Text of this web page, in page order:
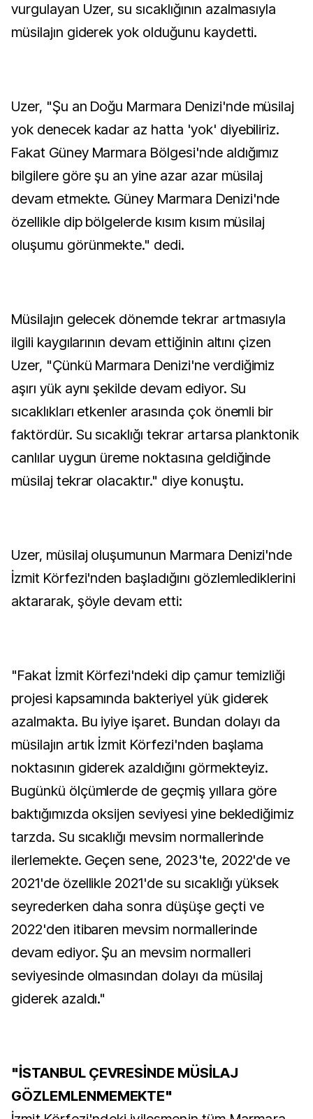
vurgulayan Uzer, su sıcaklığının azalmasıyla
müsilajın giderek yok olduğunu kaydetti.
Uzer, "Şu an Doğu Marmara Denizi'nde müsilaj
yok denecek kadar az hatta 'yok' diyebiliriz.
Fakat Güney Marmara Bölgesi'nde aldığımız
bilgilere göre şu an yine azar azar müsilaj
devam etmekte. Güney Marmara Denizi'nde
özellikle dip bölgelerde kısım kısım müsilaj
oluşumu görünmekte." dedi.
Müsilajın gelecek dönemde tekrar artmasıyla
ilgili kaygılarının devam ettiğinin altını çizen
Uzer, "Çünkü Marmara Denizi'ne verdiğimiz
aşırı yük aynı şekilde devam ediyor. Su
sıcaklıkları etkenler arasında çok önemli bir
faktördür. Su sıcaklığı tekrar artarsa planktonik
canlılar uygun üreme noktasına geldiğinde
müsilaj tekrar olacaktır." diye konuştu.
Uzer, müsilaj oluşumunun Marmara Denizi'nde
İzmit Körfezi'nden başladığını gözlemlediklerini
aktararak, şöyle devam etti:
"Fakat İzmit Körfezi'ndeki dip çamur temizliği
projesi kapsamında bakteriyel yük giderek
azalmakta. Bu iyiye işaret. Bundan dolayı da
müsilajın artık İzmit Körfezi'nden başlama
noktasının giderek azaldığını görmekteyiz.
Bugünkü ölçümlerde de geçmiş yıllara göre
baktığımızda oksijen seviyesi yine beklediğimiz
tarzda. Su sıcaklığı mevsim normallerinde
ilerlemekte. Geçen sene, 2023'te, 2022'de ve
2021'de özellikle 2021'de su sıcaklığı yüksek
seyrederken daha sonra düşüşe geçti ve
2022'den itibaren mevsim normallerinde
devam ediyor. Şu an mevsim normalleri
seviyesinde olmasından dolayı da müsilaj
giderek azaldı."
"İSTANBUL ÇEVRESİNDE MÜSİLAJ
GÖZLEMLENMEMEKTE"